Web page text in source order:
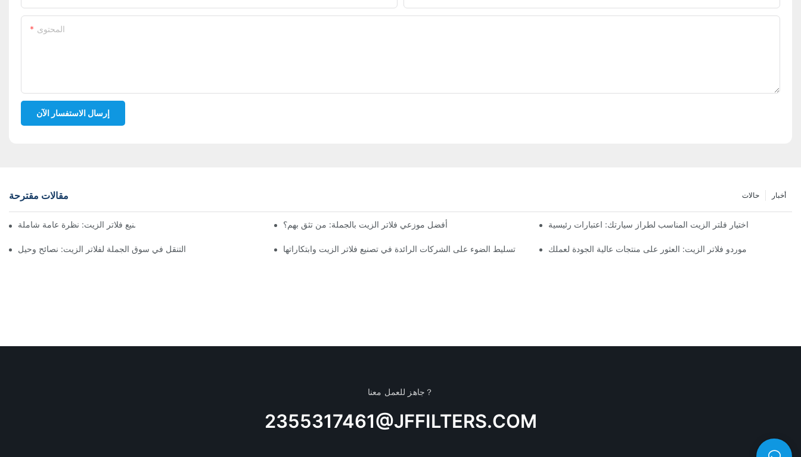
المحتوى
إرسال الاستفسار الآن
مقالات مقترحة أخبار حالات
أفضل شركات تصنيع فلاتر الزيت: نظرة عامة شاملة أفضل موزعي فلاتر الزيت بالجملة: من تثق بهم؟ اختيار فلتر الزيت المناسب لطراز سيارتك: اعتبارات رئيسية
التنقل في سوق الجملة لفلاتر الزيت: نصائح وحيل تسليط الضوء على الشركات الرائدة في تصنيع فلاتر الزيت وابتكاراتها موردو فلاتر الزيت: العثور على منتجات عالية الجودة لعملك
جاهز للعمل معنا？
2355317461@JFFILTERS.COM